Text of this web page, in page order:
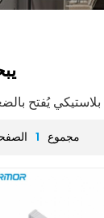
مجموع 1